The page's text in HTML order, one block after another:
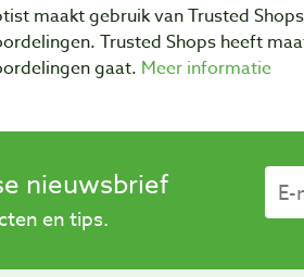
maakt gebruik van Trusted
Trusted Shops heeft
gaat. Meer informatie
nieuwsbrief
en tips.